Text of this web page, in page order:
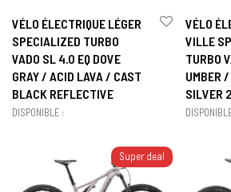
VÉLO ÉLECTRIQUE LÉGER
SPECIALIZED TURBO
VADO SL 4.0 EQ DOVE
GRAY / ACID LAVA / CAST
BLACK REFLECTIVE
DISPONIBLE :
VÉLO
VILLE
TURBO
UMBER
SILVER
Super deal